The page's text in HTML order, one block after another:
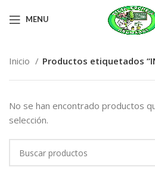
MENU
Inicio Productos etiquetados
No se han encontrado productos
selección.